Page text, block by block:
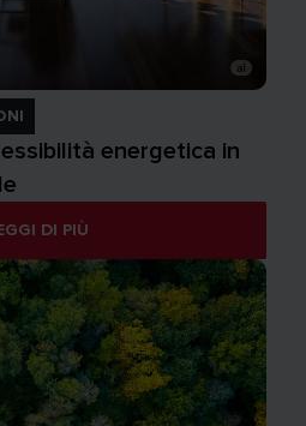
energetica in
DI PIÙ